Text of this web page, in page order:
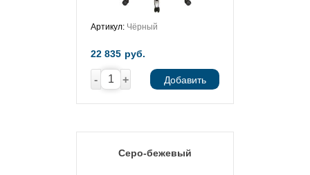
Артикул: Чёрный
22 835 руб.
- + Добавить
Серо-бежевый